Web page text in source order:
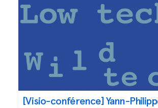
[Visio-conférence] Yann-